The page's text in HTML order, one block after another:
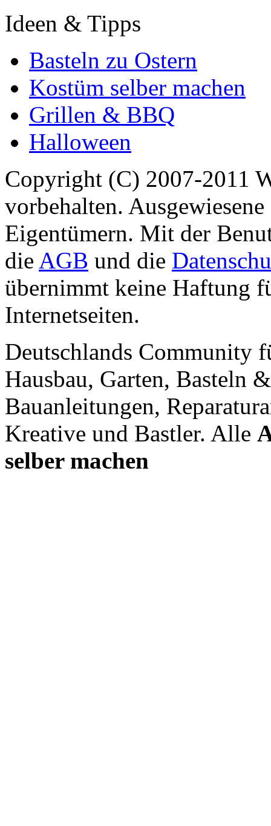
Ideen & Tipps
Basteln zu Ostern
Kostüm selber machen
Grillen & BBQ
Halloween
Copyright (C) 2007-2011
vorbehalten.
Eigentümern. Mit der
die AGB und die
übernimmt keine Haftung
Internetseiten.
Deutschlands Community
Hausbau, Garten, Basteln
Bauanleitungen,
Kreative und Bastler. Alle
selber machen